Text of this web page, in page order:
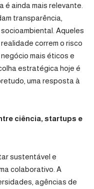
ainda mais relevante.
transparência,
Aqueles
correm o risco
mais éticos e
estratégica hoje é
uma resposta à
ciência, startups e
sustentável e
colaborativo. A
agências de